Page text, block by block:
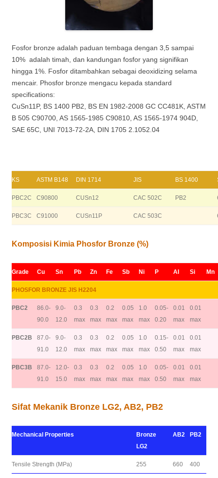
Fosfor bronze adalah paduan tembaga dengan 3,5 sampai
10% adalah timah, dan kandungan fosfor yang signifikan
hingga 1%. Fosfor ditambahkan sebagai deoxidizing selama
mencair. Phosfor bronze mengacu kepada standard
specifications:
CuSn11P, BS 1400 PB2, BS EN 1982-2008 GC CC481K, ASTM
B 505 C90700, AS 1565-1985 C90810, AS 1565-1974 904D,
SAE 65C, UNI 7013-72-2A, DIN 1705 2.1052.04
KS ASTM B148 DIN 1714 JIS BS 1400
PBC2C C90800 CUSn12 CAC 502C PB2
PBC3C C91000 CUSn11P CAC 503C
Komposisi Kimia Phosfor Bronze (%)
Grade Cu Sn Pb Zn Fe Sb Ni P AI Si Mn
PHOSFOR BRONZE JIS H2204
PBC2
86.0-
90.0
9.0-
12.0
0.3
max
0.3
max
0.2
max
0.05
max
1.0
max
0.05-
0.20
0.01
max
0.01
max
PBC2B
87.0-
91.0
9.0-
12.0
0.3
max
0.3
max
0.2
max
0.05
max
1.0
max
0.15-
0.50
0.01
max
0.01
max
PBC3B
87.0-
91.0
12.0-
15.0
0.3
max
0.3
max
0.2
max
0.05
max
1.0
max
0.05-
0.50
0.01
max
0.01
max
Sifat Mekanik Bronze LG2, AB2, PB2
Mechanical Properties
Bronze
LG2
AB2 PB2
Tensile Strength (MPa) 255 660 400